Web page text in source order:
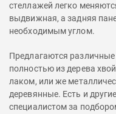
стеллажей легко
выдвижная, а задняя
необходимым углом.
Предлагаются
полностью из дерева
лаком, или же
деревянные. Есть и
специалистом за